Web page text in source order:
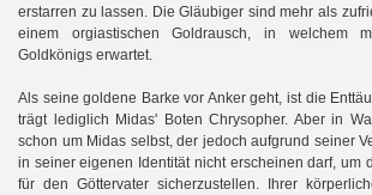
erstarren zu lassen. Die Gläubiger sind mehr als
einem orgiastischen Goldrausch, in welchem
Goldkönigs erwartet.
Als seine goldene Barke vor Anker geht, ist die
trägt lediglich Midas' Boten Chrysopher. Aber in
schon um Midas selbst, der jedoch aufgrund seiner
in seiner eigenen Identität nicht erscheinen darf, um
für den Göttervater sicherzustellen. Ihrer